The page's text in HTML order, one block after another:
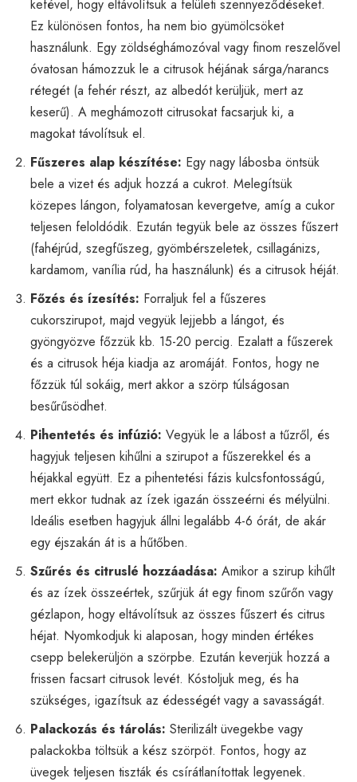
kefével, hogy eltávolítsuk a felületi szennyeződéseket.
Ez különösen fontos, ha nem bio gyümölcsöket
használunk. Egy zöldséghámozóval vagy finom reszelővel
óvatosan hámozzuk le a citrusok héjának sárga/narancs
rétegét (a fehér részt, az albedót kerüljük, mert az
keserű). A meghámozott citrusokat facsarjuk ki, a
magokat távolítsuk el.
Fűszeres alap készítése: Egy nagy lábosba öntsük
bele a vizet és adjuk hozzá a cukrot. Melegítsük
közepes lángon, folyamatosan kevergetve, amíg a cukor
teljesen feloldódik. Ezután tegyük bele az összes fűszert
(fahéjrúd, szegfűszeg, gyömbérszeletek, csillagánizs,
kardamom, vanília rúd, ha használunk) és a citrusok héját.
Főzés és ízesítés: Forraljuk fel a fűszeres
cukorszirupot, majd vegyük lejjebb a lángot, és
gyöngyözve főzzük kb. 15-20 percig. Ezalatt a fűszerek
és a citrusok héja kiadja az aromáját. Fontos, hogy ne
főzzük túl sokáig, mert akkor a szörp túlságosan
besűrűsödhet.
Pihentetés és infúzió: Vegyük le a lábost a tűzről, és
hagyjuk teljesen kihűlni a szirupot a fűszerekkel és a
héjakkal együtt. Ez a pihentetési fázis kulcsfontosságú,
mert ekkor tudnak az ízek igazán összeérni és mélyülni.
Ideális esetben hagyjuk állni legalább 4-6 órát, de akár
egy éjszakán át is a hűtőben.
Szűrés és citruslé hozzáadása: Amikor a szirup kihűlt
és az ízek összeértek, szűrjük át egy finom szűrőn vagy
gézlapon, hogy eltávolítsuk az összes fűszert és citrus
héjat. Nyomkodjuk ki alaposan, hogy minden értékes
csepp belekerüljön a szörpbe. Ezután keverjük hozzá a
frissen facsart citrusok levét. Kóstoljuk meg, és ha
szükséges, igazítsuk az édességét vagy a savasságát.
Palackozás és tárolás: Sterilizált üvegekbe vagy
palackokba töltsük a kész szörpöt. Fontos, hogy az
üvegek teljesen tiszták és csírátlanítottak legyenek.